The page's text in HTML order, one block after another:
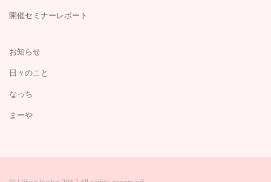
開催セミナーレポート
お知らせ
日々のこと
なっち
まーや